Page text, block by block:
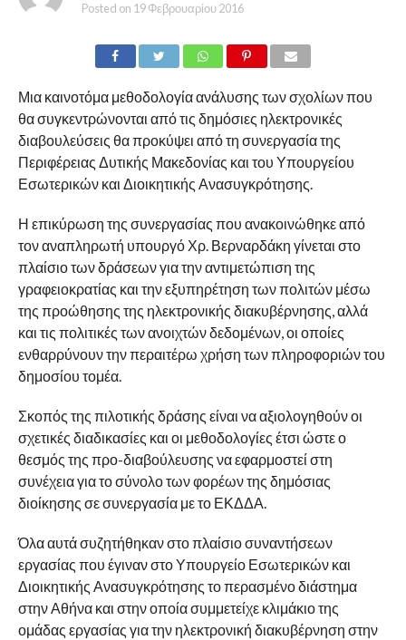
Posted on 19 Φεβρουαρίου 2016
Μια καινοτόμα μεθοδολογία ανάλυσης των σχολίων που
θα συγκεντρώνονται από τις δημόσιες ηλεκτρονικές
διαβουλεύσεις θα προκύψει από τη συνεργασία της
Περιφέρειας Δυτικής Μακεδονίας και του Υπουργείου
Εσωτερικών και Διοικητικής Ανασυγκρότησης.
Η επικύρωση της συνεργασίας που ανακοινώθηκε από
τον αναπληρωτή υπουργό Χρ. Βερναρδάκη γίνεται στο
πλαίσιο των δράσεων για την αντιμετώπιση της
γραφειοκρατίας και την εξυπηρέτηση των πολιτών μέσω
της προώθησης της ηλεκτρονικής διακυβέρνησης, αλλά
και τις πολιτικές των ανοιχτών δεδομένων, οι οποίες
ενθαρρύνουν την περαιτέρω χρήση των πληροφοριών του
δημοσίου τομέα.
Σκοπός της πιλοτικής δράσης είναι να αξιολογηθούν οι
σχετικές διαδικασίες και οι μεθοδολογίες έτσι ώστε ο
θεσμός της προ-διαβούλευσης να εφαρμοστεί στη
συνέχεια για το σύνολο των φορέων της δημόσιας
διοίκησης σε συνεργασία με το ΕΚΔΔΑ.
Όλα αυτά συζητήθηκαν στο πλαίσιο συναντήσεων
εργασίας που έγιναν στο Υπουργείο Εσωτερικών και
Διοικητικής Ανασυγκρότησης το περασμένο διάστημα
στην Αθήνα και στην οποία συμμετείχε κλιμάκιο της
ομάδας εργασίας για την ηλεκτρονική διακυβέρνηση στην